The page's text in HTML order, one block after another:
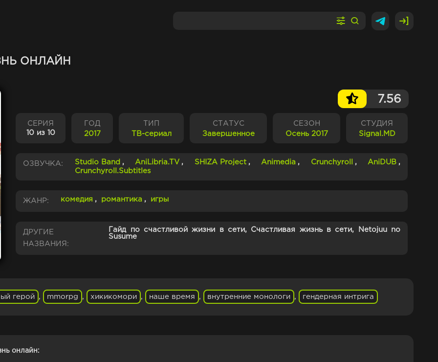
ОНЛАЙН
7.56
СЕРИЯ
10 из 10
ГОД
2017
ТИП
ТВ-сериал
СТАТУС
Завершенное
СЕЗОН
Осень 2017
СТУДИЯ
Signal.MD
ОЗВУЧКА: Studio Band , AniLibria.TV , SHIZA Project , Animedia , Crunchyroll , AniDUB ,
Crunchyroll.Subtitles
ЖАНР: комедия , романтика , игры
ДРУГИЕ
НАЗВАНИЯ:
Гайд по счастливой жизни в сети, Счастливая жизнь в сети, Netojuu no
Susume
герой , mmorpg , хикикомори , наше время , внутренние монологи , гендерная интрига
онлайн: